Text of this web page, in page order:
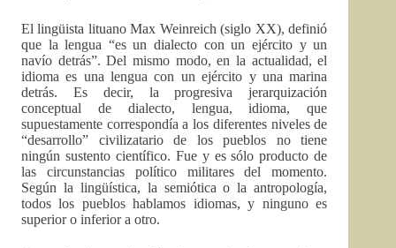
El lingüista lituano Max Weinreich (siglo XX), definió
que la lengua “es un dialecto con un ejército y un
navío detrás”. Del mismo modo, en la actualidad, el
idioma es una lengua con un ejército y una marina
detrás. Es decir, la progresiva jerarquización
conceptual de dialecto, lengua, idioma, que
supuestamente correspondía a los diferentes niveles de
“desarrollo” civilizatario de los pueblos no tiene
ningún sustento científico. Fue y es sólo producto de
las circunstancias político militares del momento.
Según la lingüística, la semiótica o la antropología,
todos los pueblos hablamos idiomas, y ninguno es
superior o inferior a otro.